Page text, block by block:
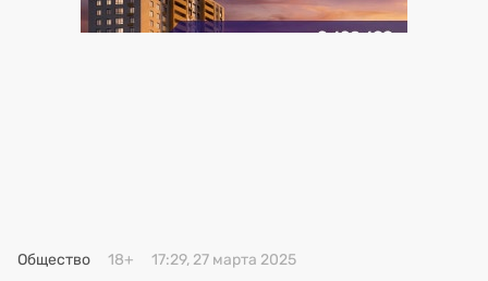
Искусство исцелять
Общество 18+ 17:29, 27 марта 2025